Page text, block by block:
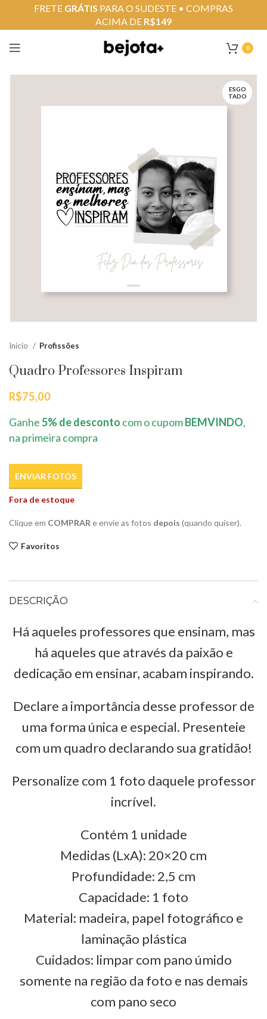
0
ESGO
TADO
Início Profissões
Quadro Professores Inspiram
R$75,00
Ganhe5% de desconto com o cupomBEMVINDO,
na primeira compra
ENVIAR FOTOS
Fora de estoque
Clique em COMPRAR e envie as fotos depois (quando quiser).
Favoritos
DESCRIÇÃO
Há aqueles professores que ensinam, mas
há aqueles que através da paixão e
dedicação em ensinar, acabam inspirando.
Declare a importância desse professor de
uma forma única e especial. Presenteie
com um quadro declarando sua gratidão!
Personalize com 1 foto daquele professor
incrível.
Contém 1 unidade
Medidas (LxA): 20×20 cm
Profundidade: 2,5 cm
Capacidade: 1 foto
Material: madeira, papel fotográfico e
laminação plástica
Cuidados: limpar com pano úmido
somente na região da foto e nas demais
com pano seco
FRETE GRÁTIS PARA O SUDESTE • COMPRAS
ACIMA DE R$149